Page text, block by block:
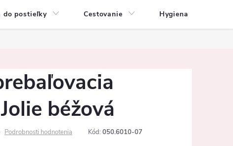
do postieľky Cestovanie Hygiena
béžová
Podrobnosti hodnotenia Kód: 050.6010-07